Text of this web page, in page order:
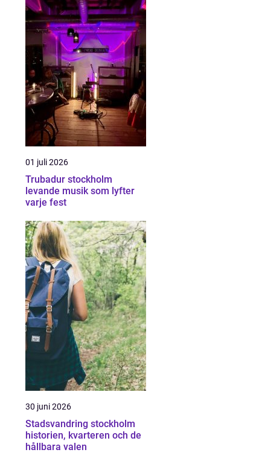
01 juli 2026
Trubadur stockholm
levande musik som lyfter
varje fest
30 juni 2026
Stadsvandring stockholm
historien, kvarteren och de
hållbara valen